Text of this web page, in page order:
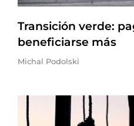
Transición verde:
beneficiarse más
Michal Podolski